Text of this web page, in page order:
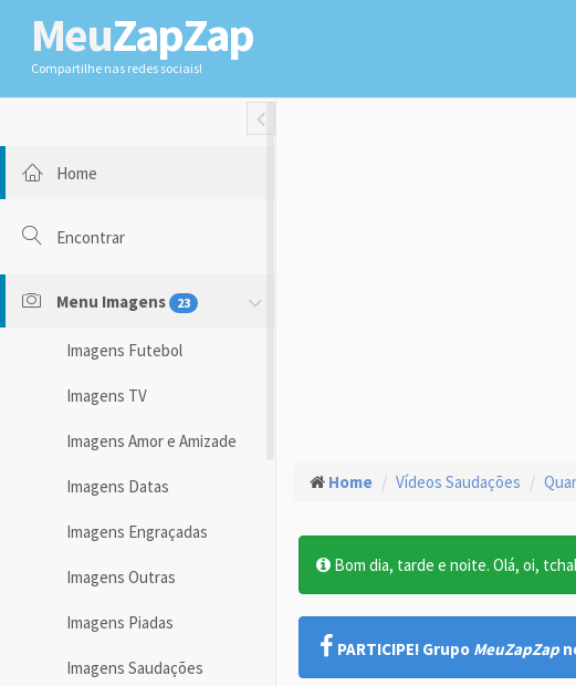
MeuZapZap
Compartilhe nas redes sociais!
Toggle Fullwidth
Home
Encontrar
Menu Imagens 23
Imagens Futebol
Imagens TV
Imagens Amor e Amizade
Imagens Datas
Imagens Engraçadas
Imagens Outras
Imagens Piadas
Imagens Saudações
Home Vídeos Saudações
Bom dia, tarde e noite. Olá, oi,
PARTICIPE! Grupo MeuZapZap